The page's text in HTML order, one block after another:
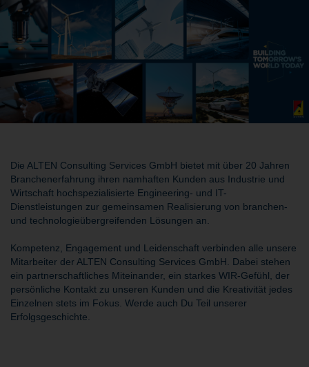
Die ALTEN Consulting Services GmbH bietet mit über 20 Jahren
Branchenerfahrung ihren namhaften Kunden aus Industrie und
Wirtschaft hochspezialisierte Engineering- und IT-
Dienstleistungen zur gemeinsamen Realisierung von branchen-
und technologieübergreifenden Lösungen an.
Kompetenz, Engagement und Leidenschaft verbinden alle unsere
Mitarbeiter der ALTEN Consulting Services GmbH. Dabei stehen
ein partnerschaftliches Miteinander, ein starkes WIR-Gefühl, der
persönliche Kontakt zu unseren Kunden und die Kreativität jedes
Einzelnen stets im Fokus. Werde auch Du Teil unserer
Erfolgsgeschichte.